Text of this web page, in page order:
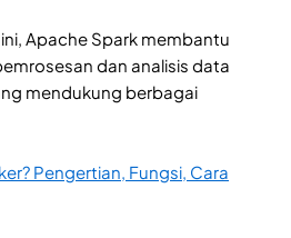
Apache Spark membantu
dan analisis data
mendukung berbagai
Pengertian, Fungsi, Cara